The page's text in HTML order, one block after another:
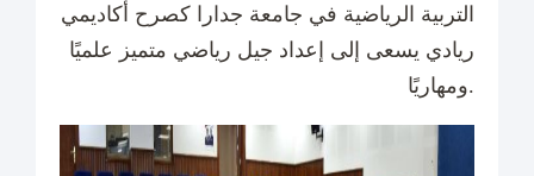
التربية الرياضية في جامعة جدارا كصرح أكاديمي
ريادي يسعى إلى إعداد جيل رياضي متميز علميًا
ومهاريًا.